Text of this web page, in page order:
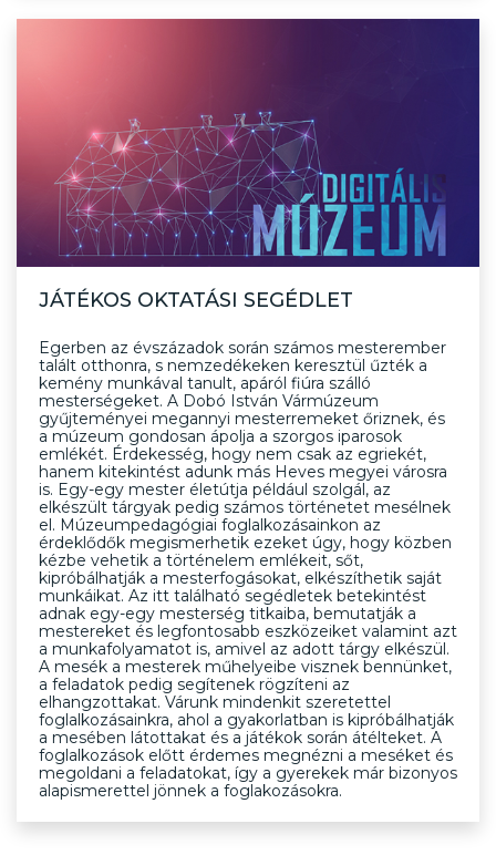
JÁTÉKOS OKTATÁSI SEGÉDLET
Egerben az évszázadok során számos mesterember
talált otthonra, s nemzedékeken keresztül űzték a
kemény munkával tanult, apáról fiúra szálló
mesterségeket. A Dobó István Vármúzeum
gyűjteményei megannyi mesterremeket őriznek, és
a múzeum gondosan ápolja a szorgos iparosok
emlékét. Érdekesség, hogy nem csak az egriekét,
hanem kitekintést adunk más Heves megyei városra
is. Egy-egy mester életútja például szolgál, az
elkészült tárgyak pedig számos történetet mesélnek
el. Múzeumpedagógiai foglalkozásainkon az
érdeklődők megismerhetik ezeket úgy, hogy közben
kézbe vehetik a történelem emlékeit, sőt,
kipróbálhatják a mesterfogásokat, elkészíthetik saját
munkáikat. Az itt található segédletek betekintést
adnak egy-egy mesterség titkaiba, bemutatják a
mestereket és legfontosabb eszközeiket valamint azt
a munkafolyamatot is, amivel az adott tárgy elkészül.
A mesék a mesterek műhelyeibe visznek bennünket,
a feladatok pedig segítenek rögzíteni az
elhangzottakat. Várunk mindenkit szeretettel
foglalkozásainkra, ahol a gyakorlatban is kipróbálhatják
a mesében látottakat és a játékok során átélteket. A
foglalkozások előtt érdemes megnézni a meséket és
megoldani a feladatokat, így a gyerekek már bizonyos
alapismerettel jönnek a foglakozásokra.